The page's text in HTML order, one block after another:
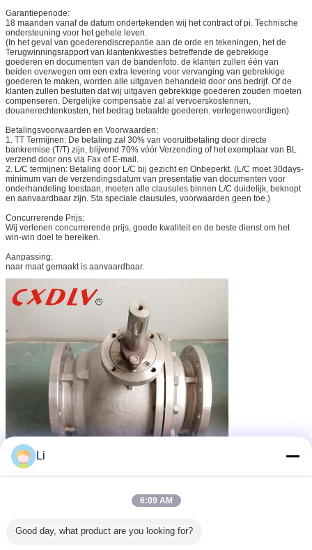
Garantieperiode:
18 maanden vanaf de datum ondertekenden wij het contract of pi. Technische
ondersteuning voor het gehele leven.
(In het geval van goederendiscrepantie aan de orde en tekeningen, het de
Terugwinningsrapport van klantenkwesties betreffende de gebrekkige
goederen en documenten van de bandenfoto. de klanten zullen één van
beiden overwegen om een extra levering voor vervanging van gebrekkige
goederen te maken, worden alle uitgaven behandeld door ons bedrijf. Of de
klanten zullen besluiten dat wij uitgaven gebrekkige goederen zouden moeten
compenseren. Dergelijke compensatie zal al vervoerskostennen,
douanerechtenkosten, het bedrag betaalde goederen. vertegenwoordigen)
Betalingsvoorwaarden en Voorwaarden:
1. TT Termijnen: De betaling zal 30% van vooruitbetaling door directe
bankremise (T/T) zijn, blijvend 70% vóór Verzending of het exemplaar van BL
verzend door ons via Fax of E-mail.
2. L/C termijnen: Betaling door L/C bij gezicht en Onbeperkt. (L/C moet 30days-
minimum van de verzendingsdatum van presentatie van documenten voor
onderhandeling toestaan, moeten alle clausules binnen L/C duidelijk, beknopt
en aanvaardbaar zijn. Sta speciale clausules, voorwaarden geen toe.)
Concurrerende Prijs:
Wij verlenen concurrerende prijs, goede kwaliteit en de beste dienst om het
win-win doel te bereiken.
Aanpassing:
naar maat gemaakt is aanvaardbaar.
tapklep
Li
6:09 AM
Good day, what product are you looking for?